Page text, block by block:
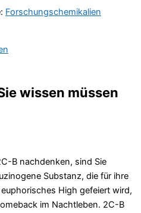
Forschungschemikalien
wissen müssen
B nachdenken, sind Sie
Substanz, die für ihre
High gefeiert wird,
im Nachtleben. 2C-B